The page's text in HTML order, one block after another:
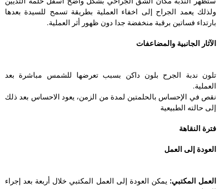
ولذلك يعمد الجراح إلى اخفاء العملية بطريقة تسمح للسيدة بعدها
بارتداء فساتين برقبة منخفضة جدا دون ظهور أثر العملية.
الآثار الجانبية والمضاعفات
تلون ندبة الجرح بلون داكن بسبب تعرضها للشمس مباشرة بعد
العملية.
نقص في الإحساس بالحلمتين لمدة من الزمن، يعود الاحساس بعد ذلك
إلى حالته الطبيعية
فترة النقاهة
العودة إلى العمل
العمل المكتبي: يمكن العودة إلى العمل المكتبي خلال أربعة بعد إجراء